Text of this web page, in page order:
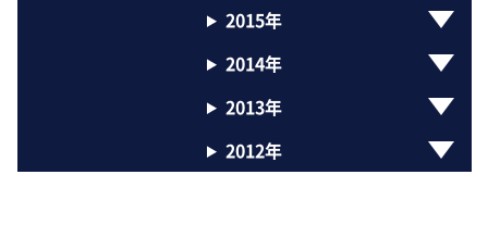
2015年
2014年
2013年
2012年